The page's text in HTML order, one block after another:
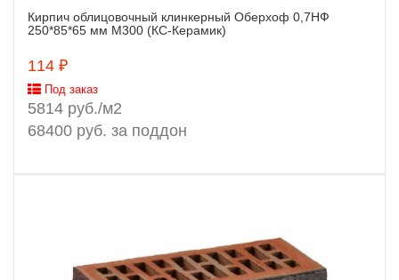
Заказать
Кирпич облицовочный клинкерный Оберхоф 0,7НФ
250*85*65 мм М300 (КС-Керамик)
114 ₽
Под заказ
5814 руб./м2
68400 руб. за поддон